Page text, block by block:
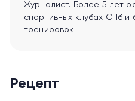
Журналист. Более 5 лет
спортивных клубах СПб и
тренировок.
Рецепт